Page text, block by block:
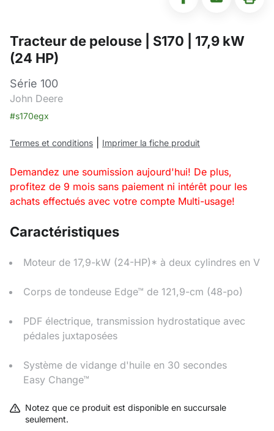
Tracteur de pelouse | S170 | 17,9 kW
(24 HP)
Série 100
John Deere
#s170egx
Termes et conditions Imprimer la fiche produit
Demandez une soumission aujourd'hui! De plus,
profitez de 9 mois sans paiement ni intérêt pour les
achats effectués avec votre compte Multi-usage!
Caractéristiques
Moteur de 17,9-kW (24-HP)* à deux cylindres en V
Corps de tondeuse Edge™ de 121,9-cm (48-po)
PDF électrique, transmission hydrostatique avec
pédales juxtaposées
Système de vidange d'huile en 30 secondes
Easy Change™
Notez que ce produit est disponible en succursale
seulement.